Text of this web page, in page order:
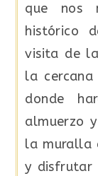
que nos
histórico
visita de
la cercana
donde
almuerzo
la muralla
y disfrutar